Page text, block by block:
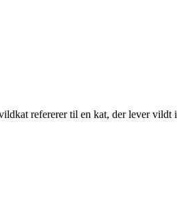
refererer til en kat, der lever vildt i